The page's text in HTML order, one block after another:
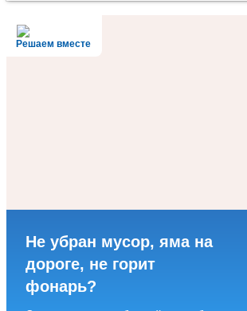
Решаем вместе
Не убран мусор, яма на
дороге, не горит
фонарь?